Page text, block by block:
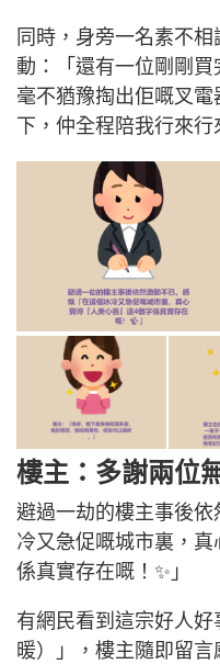
同時，身旁一名素不
動：「還有一位剛剛買
毫不猶豫掏出佢嘅叉
下，仲全程陪我行來行
樓主：多謝兩位
避過一劫的樓主事後
冷又急促嘅城市裏，
係真實存在嘅！✨」
有網民看到這宗好人
暖）」，樓主隨即留